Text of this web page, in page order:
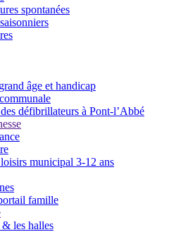
spontanées
âge et handicap
défibrillateurs à Pont-l’Abbé
municipal 3-12 ans
famille
& les halles